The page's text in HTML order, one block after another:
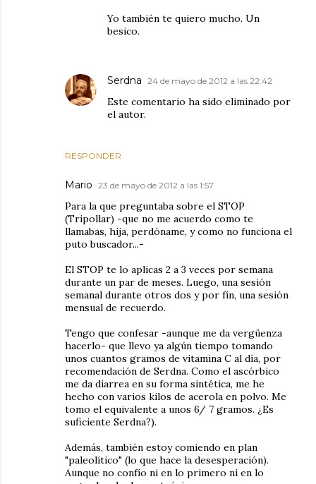
RESPONDER
Yo también te quiero mucho. Un
besico.
Serdna 24 de mayo de 2012 a las 22:42
Este comentario ha sido eliminado por
el autor.
Mario 23 de mayo de 2012 a las 1:57
Para la que preguntaba sobre el STOP
(Tripollar) -que no me acuerdo como te
llamabas, hija, perdóname, y como no funciona el
puto buscador...-
El STOP te lo aplicas 2 a 3 veces por semana
durante un par de meses. Luego, una sesión
semanal durante otros dos y por fín, una sesión
mensual de recuerdo.
Tengo que confesar -aunque me da vergüenza
hacerlo- que llevo ya algún tiempo tomando
unos cuantos gramos de vitamina C al día, por
recomendación de Serdna. Como el ascórbico
me da diarrea en su forma sintética, me he
hecho con varios kilos de acerola en polvo. Me
tomo el equivalente a unos 6/ 7 gramos. ¿Es
suficiente Serdna?).
Además, también estoy comiendo en plan
"paleolítico" (lo que hace la desesperación).
Aunque no confío ni en lo primero ni en lo